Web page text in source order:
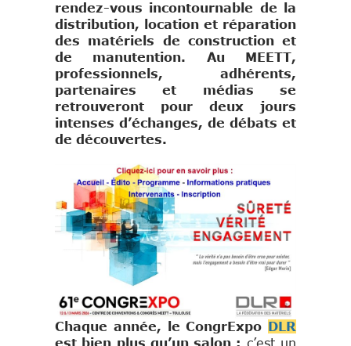
rendez-vous incontournable de la
distribution, location et réparation
des matériels de construction et
de manutention. Au MEETT,
professionnels, adhérents,
partenaires et médias se
retrouveront pour deux jours
intenses d’échanges, de débats et
de découvertes.
Chaque année, le CongrExpo DLR
est bien plus qu’un salon : c’est un